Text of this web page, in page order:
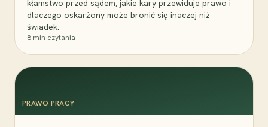
kłamstwo przed sądem, jakie kary przewiduje prawo i
dlaczego oskarżony może bronić się inaczej niż
świadek.
8 min czytania
PRAWO PRACY